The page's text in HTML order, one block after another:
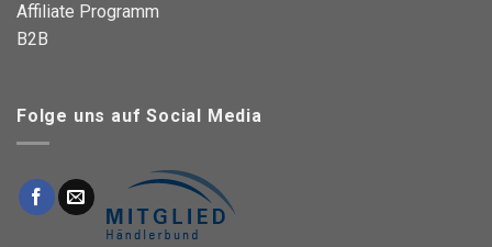
Affiliate Programm
B2B
Folge uns auf Social Media